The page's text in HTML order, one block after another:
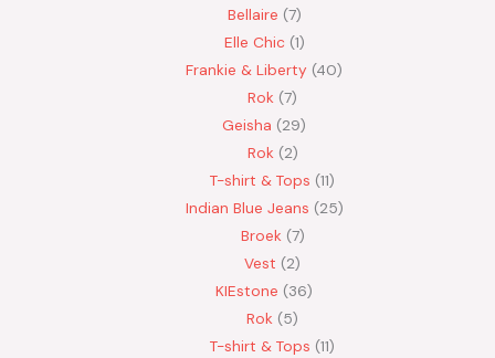
Bellaire 7
Elle Chic 1
Frankie & Liberty 40
Rok 7
Geisha
29
Rok 2
T-shirt & Tops 11
Indian Blue Jeans 25
Broek 7
Vest
2
KIEstone
36
Rok 5
T-shirt & Tops 11